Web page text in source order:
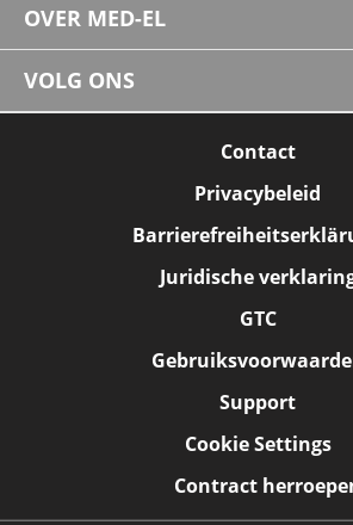
OVER MED-EL
VOLG ONS
Contact
Privacybeleid
Juridische
GTC
Support
Cookie Settings
Contract